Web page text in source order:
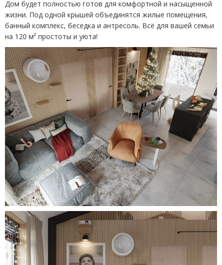
Дом будет полностью готов для комфортной и насыщенной
жизни. Под одной крышей объединятся жилые помещения,
банный комплекс, беседка и антресоль. Всё для вашей семьи
на 120 м² простоты и уюта!